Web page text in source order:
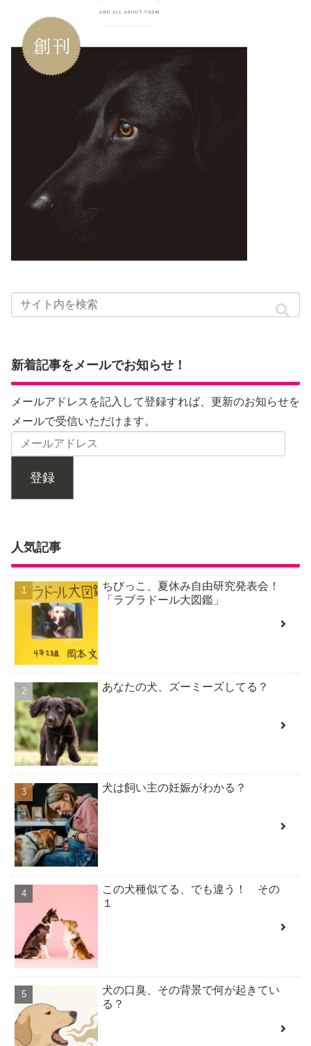
新着記事をメールでお知らせ！
メールアドレスを記入して登録すれば、更新のお知らせを
メールで受信いただけます。
登録
人気記事
ちびっこ、夏休み自由研究発表会！
「ラブラドール大図鑑」
あなたの犬、ズーミーズしてる？
犬は飼い主の妊娠がわかる？
この犬種似てる、でも違う！ その
１
犬の口臭、その背景で何が起きてい
る？